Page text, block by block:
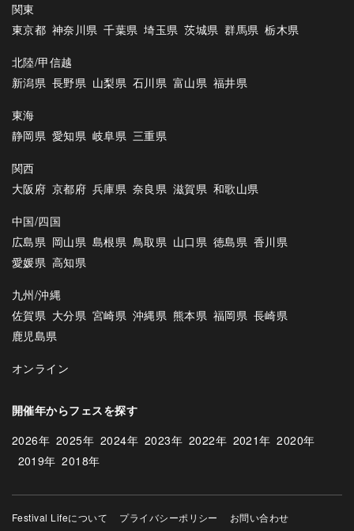
関東
東京都 神奈川県 千葉県 埼玉県 茨城県 群馬県 栃木県
北陸/甲信越
新潟県 長野県 山梨県 石川県 富山県 福井県
東海
静岡県 愛知県 岐阜県 三重県
関西
大阪府 京都府 兵庫県 奈良県 滋賀県 和歌山県
中国/四国
広島県 岡山県 島根県 鳥取県 山口県 徳島県 香川県
愛媛県 高知県
九州/沖縄
佐賀県 大分県 宮崎県 沖縄県 熊本県 福岡県 長崎県
鹿児島県
オンライン
開催年からフェスを探す
2026年 2025年 2024年 2023年 2022年 2021年 2020年
2019年 2018年
Festival Lifeについて プライバシーポリシー お問い合わせ